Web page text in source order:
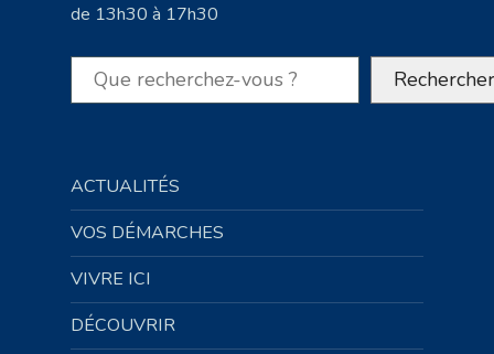
de 13h30 à 17h30
Rechercher Rechercher
ACTUALITÉS
VOS DÉMARCHES
VIVRE ICI
DÉCOUVRIR